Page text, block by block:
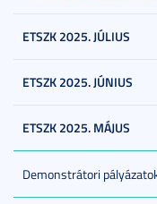
ETSZK 2025. JÚLIUS
ETSZK 2025. JÚNIUS
ETSZK 2025. MÁJUS
Demonstrátori